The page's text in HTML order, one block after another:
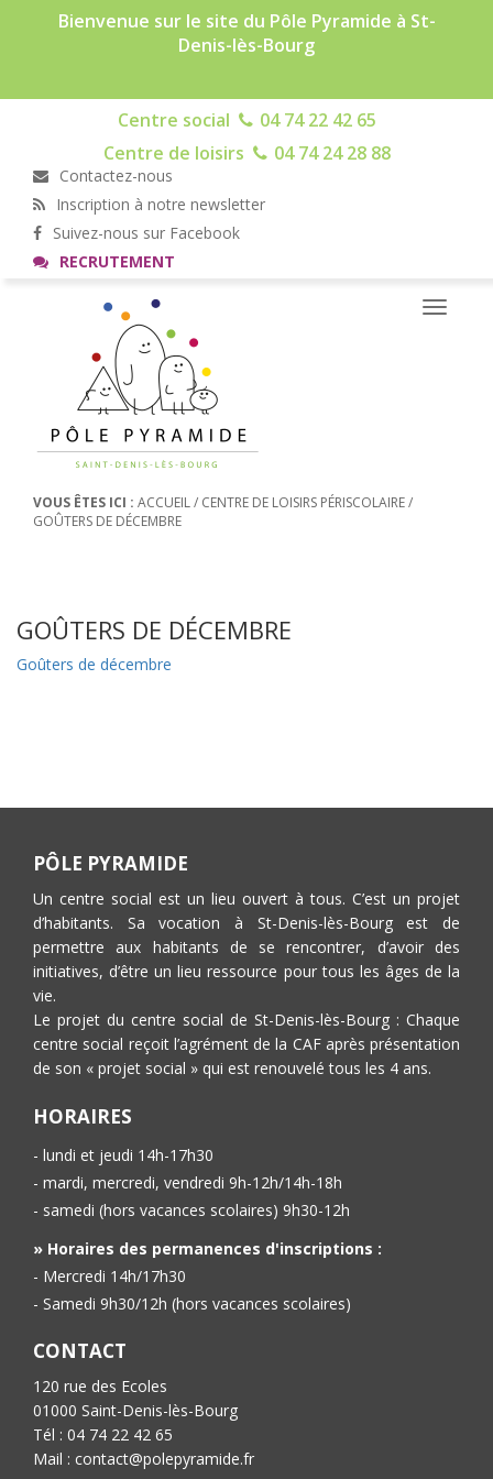
Bienvenue sur le site du Pôle Pyramide à St-
Denis-lès-Bourg
Centre social
04 74 22 42 65
Centre de loisirs
04 74 24 28 88
Contactez-nous
Inscription à notre newsletter
Suivez-nous sur Facebook
RECRUTEMENT
Toggle
VOUS ÊTES ICI : ACCUEIL/ CENTRE DE LOISIRS PÉRISCOLAIRE/
GOÛTERS DE DÉCEMBRE
GOÛTERS DE DÉCEMBRE
Goûters de décembre
PÔLE PYRAMIDE
Un centre social est un lieu ouvert à tous. C’est un projet
d’habitants. Sa vocation à St-Denis-lès-Bourg est de
permettre aux habitants de se rencontrer, d’avoir des
initiatives, d’être un lieu ressource pour tous les âges de la
vie.
Le projet du centre social de St-Denis-lès-Bourg : Chaque
centre social reçoit l’agrément de la CAF après présentation
de son « projet social » qui est renouvelé tous les 4 ans.
HORAIRES
- lundi et jeudi 14h-17h30
- mardi, mercredi, vendredi 9h-12h/14h-18h
- samedi (hors vacances scolaires) 9h30-12h
» Horaires des permanences d'inscriptions :
- Mercredi 14h/17h30
- Samedi 9h30/12h (hors vacances scolaires)
CONTACT
120 rue des Ecoles
01000 Saint-Denis-lès-Bourg
Tél : 04 74 22 42 65
Mail : contact@polepyramide.fr